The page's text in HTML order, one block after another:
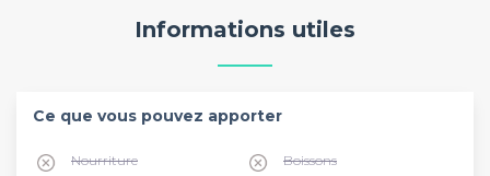
Informations utiles
Ce que vous pouvez apporter
Nourriture Boissons